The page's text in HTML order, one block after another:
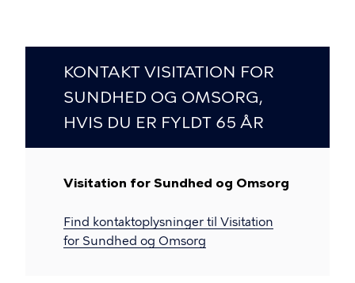
KONTAKT VISITATION FOR
SUNDHED OG OMSORG,
HVIS DU ER FYLDT 65 ÅR
Visitation for Sundhed og Omsorg
Find kontaktoplysninger til Visitation
for Sundhed og Omsorg